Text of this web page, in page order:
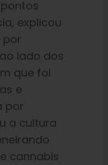
explicou
por
lado dos
que foi
e
por
a cultura
cannabis